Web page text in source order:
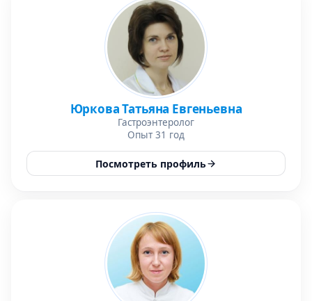
Юркова Татьяна Евгеньевна
Гастроэнтеролог
Опыт 31 год
Посмотреть профиль